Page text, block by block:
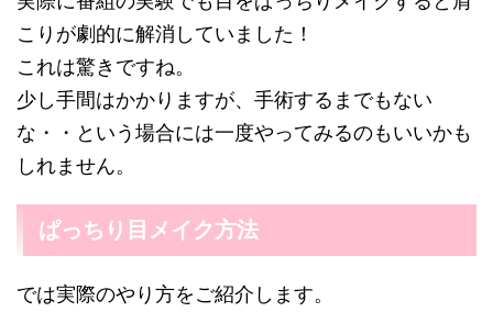
こりが劇的に解消していました！
これは驚きですね。
少し手間はかかりますが、手術するまでもない
な・・という場合には一度やってみるのもいいかも
しれません。
ぱっちり目メイク方法
では実際のやり方をご紹介します。